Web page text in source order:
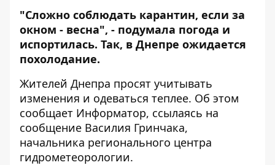
"Сложно соблюдать карантин, если за
окном - весна", - подумала погода и
испортилась. Так, в Днепре ожидается
похолодание.
Жителей Днепра просят учитывать
изменения и одеваться теплее. Об этом
сообщает Информатор, ссылаясь на
сообщение Василия Гринчака,
начальника регионального центра
гидрометеорологии.